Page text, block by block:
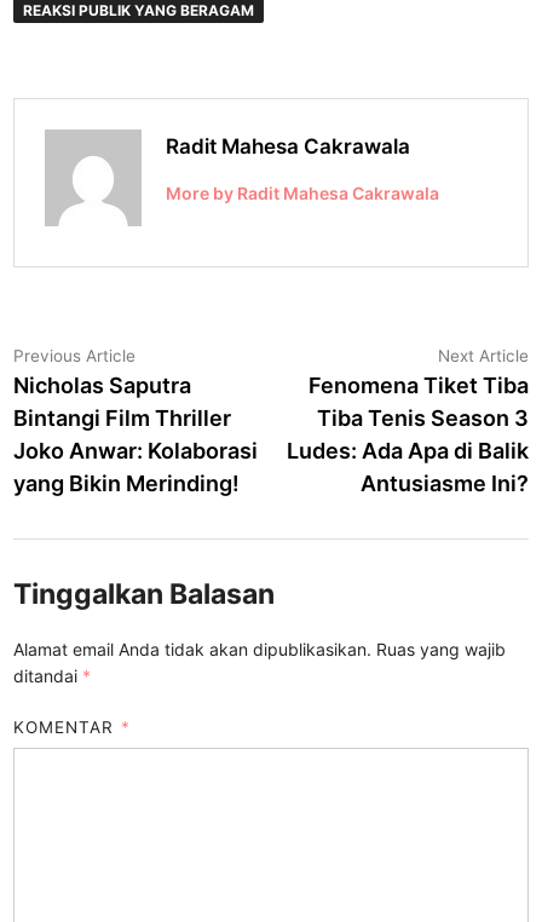
REAKSI PUBLIK YANG BERAGAM
Radit Mahesa Cakrawala
More by Radit Mahesa Cakrawala
Navigasi
pos
Previous Article
article:
Nicholas Saputra
Bintangi Film Thriller
Joko Anwar: Kolaborasi
yang Bikin Merinding!
Next Article
Fenomena Tiket Tiba
Tiba Tenis Season 3
Ludes: Ada Apa di Balik
Antusiasme Ini?
Tinggalkan Balasan
Alamat email Anda tidak akan dipublikasikan. Ruas yang wajib
ditandai *
KOMENTAR *